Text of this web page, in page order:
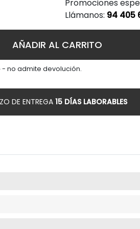
o diseñar rincones con una
pintado de diseñose convierte
y efectiva.
en una superficie artística
un hogar elegante, moderno y lleno
textiles en tonos suaves.
Promociones
Llámanos: 94 405
AÑADIR AL CARRITO
no admite devolución.
DE ENTREGA 15 DÍAS LABORABLES